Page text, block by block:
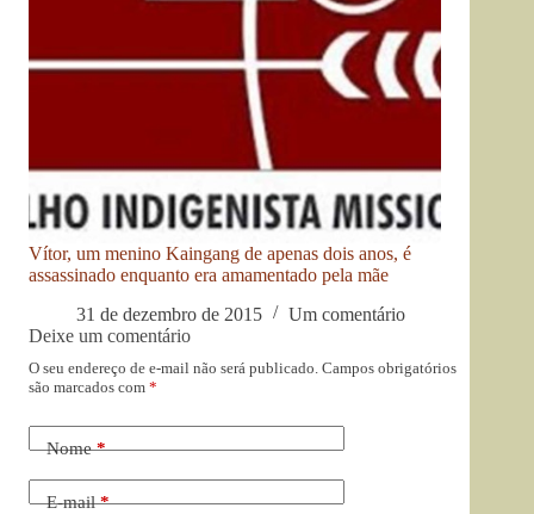
Vítor, um menino Kaingang de apenas dois anos, é
assassinado enquanto era amamentado pela mãe
31 de dezembro de 2015
Um comentário
Deixe um comentário
O seu endereço de e-mail não será publicado. Campos obrigatórios
são marcados com *
Nome*
E-mail*